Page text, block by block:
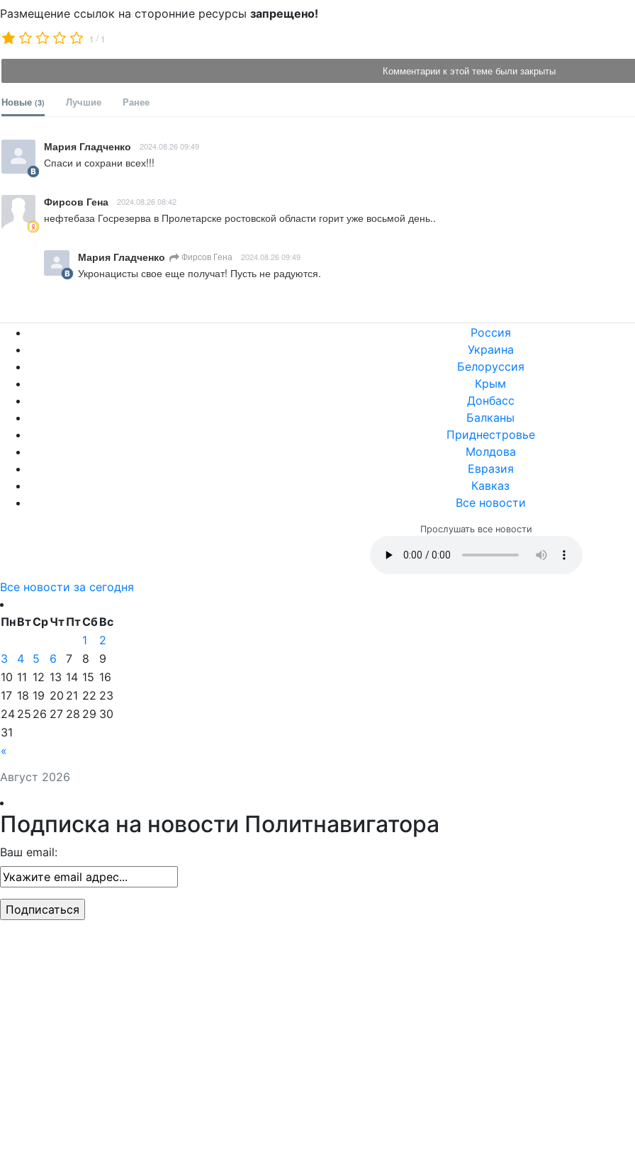
Размещение ссылок на сторонние ресурсы запрещено!
1 / 1
Комментарии к этой теме были закрыты
Новые (3) Лучшие Ранее
Мария Гладченко 2024.08.26 09:49
Спаси и сохрани всех!!!
Фирсов Гена 2024.08.26 08:42
нефтебаза Госрезерва в Пролетарске ростовской области горит уже восьмой день..
Мария Гладченко Фирсов Гена 2024.08.26 09:49
Укронацисты свое еще получат! Пусть не радуются.
Россия
Украина
Белоруссия
Крым
Донбасс
Балканы
Приднестровье
Молдова
Евразия
Кавказ
Все новости
Прослушать все новости
Все новости за сегодня
Август 2026
ПнВтСрЧтПтСбВс
«
1
2
3
4 5 6 7 8
9
10 11 12 13 14 15 16
17 18 19 20 21 22 23
24 25 26 27 28 29 30
31
Подписка на новости Политнавигатора
Ваш email: